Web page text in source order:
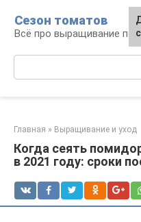
контенту
Сезон томатов
Всё про выращивание
Главная » Выращивание и уход
Когда сеять
в 2021 году: сроки